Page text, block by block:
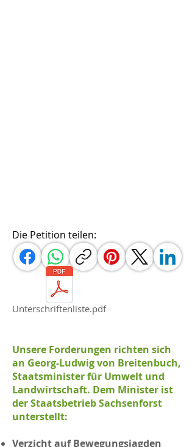
Die Petition teilen:
Unterschriftenliste.pdf
Unsere Forderungen richten sich
an Georg-Ludwig von Breitenbuch,
Staatsminister für Umwelt und
Landwirtschaft. Dem Minister ist
der Staatsbetrieb Sachsenforst
unterstellt:
Verzicht auf Bewegungsjagden